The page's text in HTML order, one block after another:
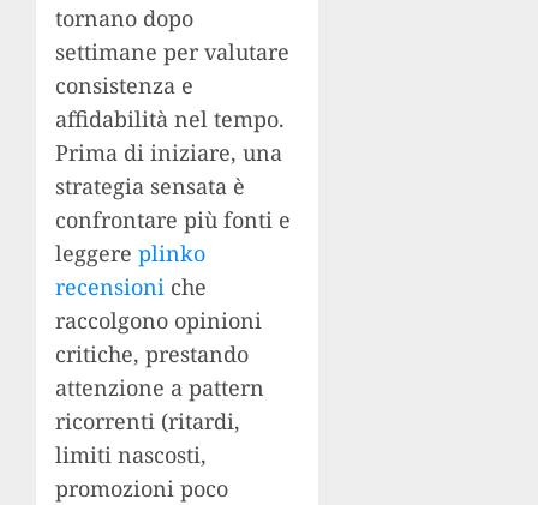
tornano dopo
settimane per valutare
consistenza e
affidabilità nel tempo.
Prima di iniziare, una
strategia sensata è
confrontare più fonti e
leggere plinko
recensioni che
raccolgono opinioni
critiche, prestando
attenzione a pattern
ricorrenti (ritardi,
limiti nascosti,
promozioni poco